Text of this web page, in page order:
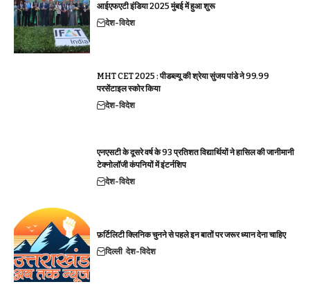
आईएफएटी इंडिया 2025 मुंबई में हुआ शुरू
देश-विदेश
MHT CET 2025 : पीडब्ल्यू की श्रेया सुंजय पांडे ने 99.99
परसेंटाइल स्कोर किया
देश-विदेश
एनएसटी के दूसरे वर्ष के 93 प्रतिशत विद्यार्थियों ने हासिल की जानीमानी
टेक्नोलॉजी कंपनियों में इंटर्नशिप
देश-विदेश
फ़र्टिलिटी क्लिनिक चुनने से पहले इन बातों पर जरूर ध्यान देना चाहिए
दिल्ली देश-विदेश